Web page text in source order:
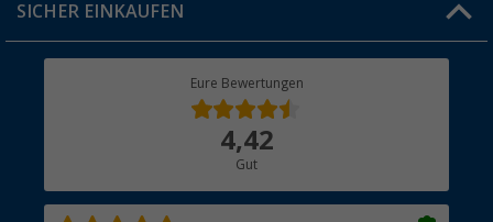
Rücksendung
SICHER EINKAUFEN
Eure Bewertungen
4,42
Gut